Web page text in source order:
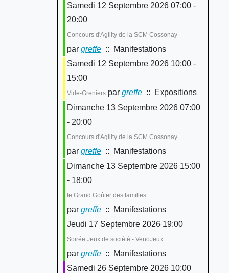
Samedi 12 Septembre 2026 07:00 -
20:00
Concours d'Agility de la SCM Cossonay
par greffe:: Manifestations
Samedi 12 Septembre 2026 10:00 -
15:00
Vide-Grenierspar greffe:: Expositions
Dimanche 13 Septembre 2026 07:00
- 20:00
Concours d'Agility de la SCM Cossonay
par greffe:: Manifestations
Dimanche 13 Septembre 2026 15:00
- 18:00
le Grand Goûter des familles
par greffe:: Manifestations
Jeudi 17 Septembre 2026 19:00
Soirée Jeux de société - VenoJeux
par greffe:: Manifestations
Samedi 26 Septembre 2026 10:00